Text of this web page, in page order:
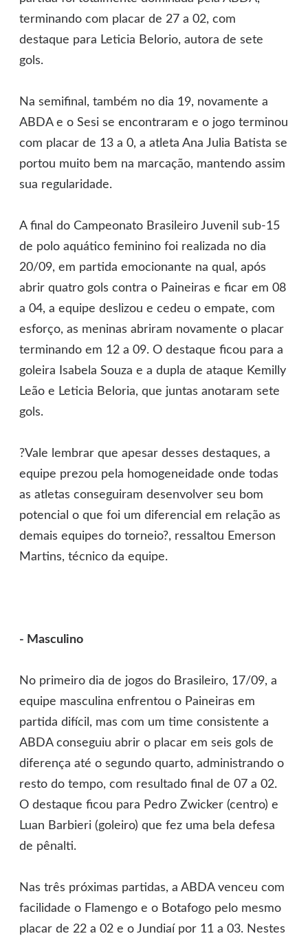
terminando com placar de 27 a 02, com
destaque para Leticia Belorio, autora de sete
gols.
Na semifinal, também no dia 19, novamente a
ABDA e o Sesi se encontraram e o jogo terminou
com placar de 13 a 0, a atleta Ana Julia Batista se
portou muito bem na marcação, mantendo assim
sua regularidade.
A final do Campeonato Brasileiro Juvenil sub-15
de polo aquático feminino foi realizada no dia
20/09, em partida emocionante na qual, após
abrir quatro gols contra o Paineiras e ficar em 08
a 04, a equipe deslizou e cedeu o empate, com
esforço, as meninas abriram novamente o placar
terminando em 12 a 09. O destaque ficou para a
goleira Isabela Souza e a dupla de ataque Kemilly
Leão e Leticia Beloria, que juntas anotaram sete
gols.
?Vale lembrar que apesar desses destaques, a
equipe prezou pela homogeneidade onde todas
as atletas conseguiram desenvolver seu bom
potencial o que foi um diferencial em relação as
demais equipes do torneio?, ressaltou Emerson
Martins, técnico da equipe.
- Masculino
No primeiro dia de jogos do Brasileiro, 17/09, a
equipe masculina enfrentou o Paineiras em
partida difícil, mas com um time consistente a
ABDA conseguiu abrir o placar em seis gols de
diferença até o segundo quarto, administrando o
resto do tempo, com resultado final de 07 a 02.
O destaque ficou para Pedro Zwicker (centro) e
Luan Barbieri (goleiro) que fez uma bela defesa
de pênalti.
Nas três próximas partidas, a ABDA venceu com
facilidade o Flamengo e o Botafogo pelo mesmo
placar de 22 a 02 e o Jundiaí por 11 a 03. Nestes